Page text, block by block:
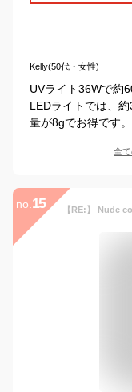
Kelly(50代・女性)
UVライト36Wで約
LEDライトでは、
量が8gでお得です。
全
no. 15